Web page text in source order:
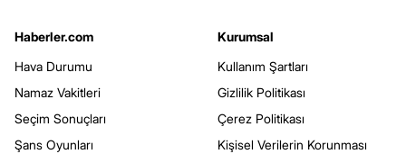
Haberler.com
Hava Durumu
Namaz Vakitleri
Seçim Sonuçları
Şans Oyunları
Kurumsal
Kullanım Şartları
Gizlilik Politikası
Çerez Politikası
Kişisel Verilerin Korunması